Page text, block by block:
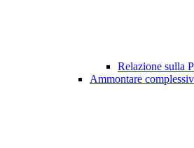
Relazione sulla
Ammontare